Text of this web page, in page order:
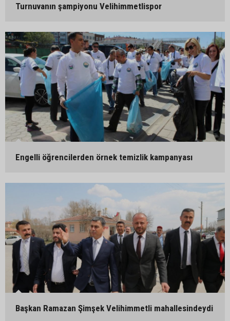
Turnuvanın şampiyonu Velihimmetlispor
Engelli öğrencilerden örnek temizlik kampanyası
Başkan Ramazan Şimşek Velihimmetli mahallesindeydi